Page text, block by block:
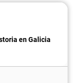
en Galicia